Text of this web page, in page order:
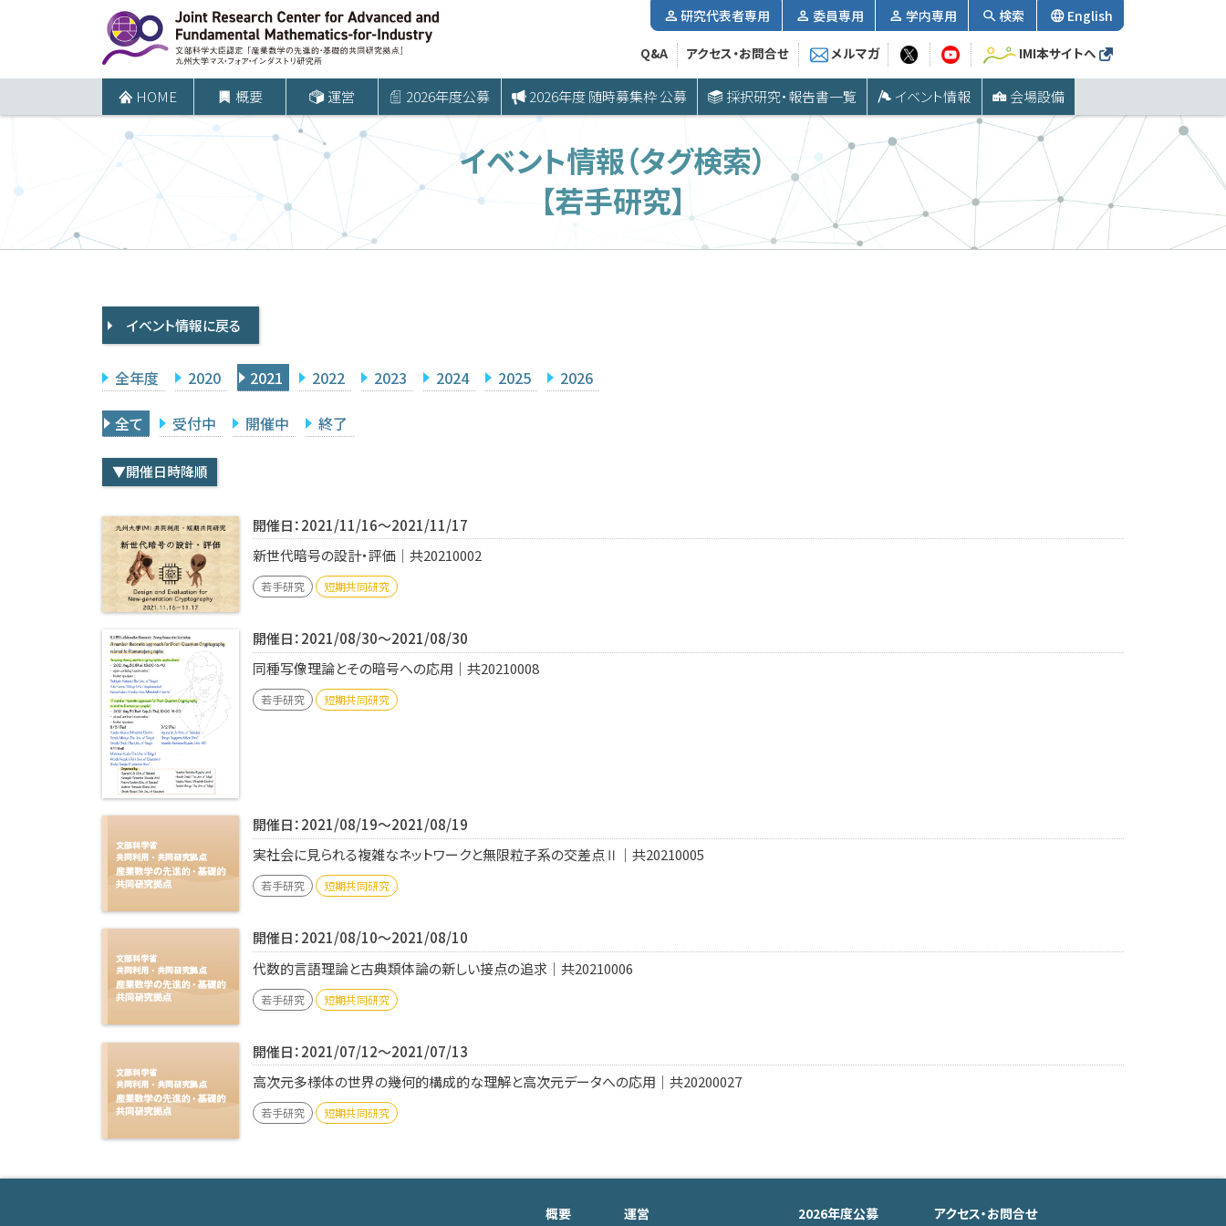
ツ
プ
HOME 概要 運営 2026年度公募 2026年度 随時募集枠 公募 採択研究・報告書一覧 イベント情報 会場設備
研究代表者専用 委員専用 学内専用 検索 English
Q&A アクセス・お問合せ メルマガ IMI本サイトへ
イベント情報（タグ検索）
【若手研究】
イベント情報に戻る
全年度 2020 2021 2022 2023 2024 2025 2026
全て 受付中 開催中 終了
▼開催日時降順
開催日：2021/11/16～2021/11/17
新世代暗号の設計・評価｜共20210002
若手研究 短期共同研究
開催日：2021/08/30～2021/08/30
同種写像理論とその暗号への応用｜共20210008
若手研究 短期共同研究
開催日：2021/08/19～2021/08/19
実社会に見られる複雑なネットワークと無限粒子系の交差点Ⅱ｜共20210005
若手研究 短期共同研究
開催日：2021/08/10～2021/08/10
代数的言語理論と古典類体論の新しい接点の追求｜共20210006
若手研究 短期共同研究
開催日：2021/07/12～2021/07/13
高次元多様体の世界の幾何的構成的な理解と高次元データへの応用｜共20200027
若手研究 短期共同研究
概要 運営 2026年度公募 アクセス・お問合せ